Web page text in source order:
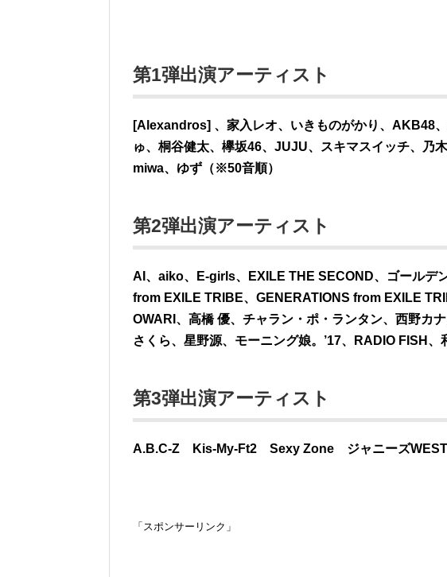
第1弾出演アーティスト
[Alexandros] 、家入レオ、いきものがかり、AKB48
ゅ、桐谷健太、欅坂46、JUJU、スキマスイッチ、乃
miwa、ゆず（※50音順）
第2弾出演アーティスト
AI、aiko、E-girls、EXILE THE SECOND、ゴールデ
from EXILE TRIBE、GENERATIONS from EXILE
OWARI、高橋 優、チャラン・ポ・ランタン、西野カ
さくら、星野源、モーニング娘。’17、RADIO FISH、
第3弾出演アーティスト
A.B.C-Z Kis-My-Ft2 Sexy Zone ジャニーズ
「スポンサーリンク」